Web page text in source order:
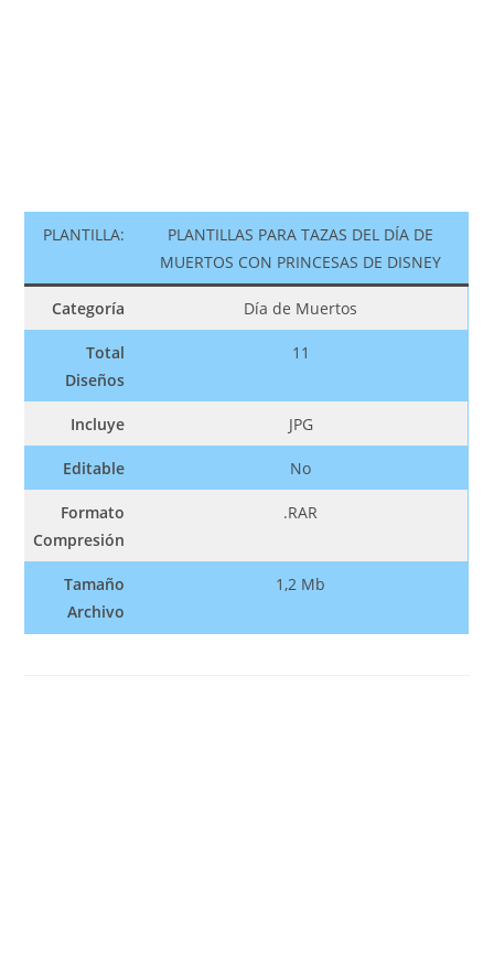
PLANTILLA:
PLANTILLAS PARA TAZAS DEL DÍA DE
MUERTOS CON PRINCESAS DE DISNEY
Categoría Día de Muertos
Total
Diseños
11
Incluye JPG
Editable No
Formato
Compresión
.RAR
Tamaño
Archivo
1,2 Mb